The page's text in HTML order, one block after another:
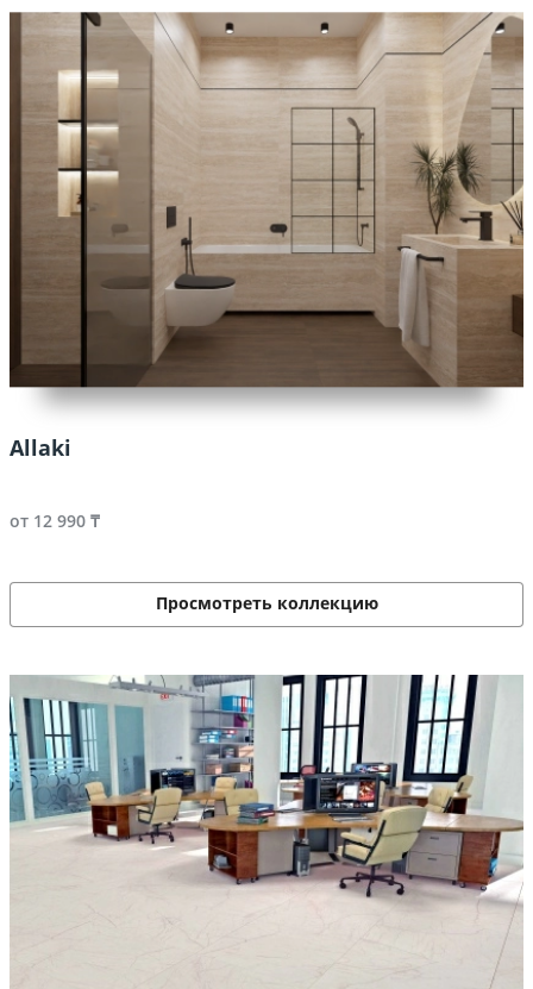
Allaki
от 12 990 ₸
Просмотреть коллекцию